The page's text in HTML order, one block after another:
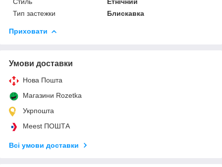
Тип застежки
Блискавка
Приховати
Умови доставки
Нова Пошта
Магазини Rozetka
Укрпошта
Meest ПОШТА
Всі умови доставки